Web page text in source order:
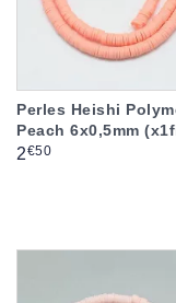
Perles Heishi
Peach 6x0,5mm
Prix
2€50